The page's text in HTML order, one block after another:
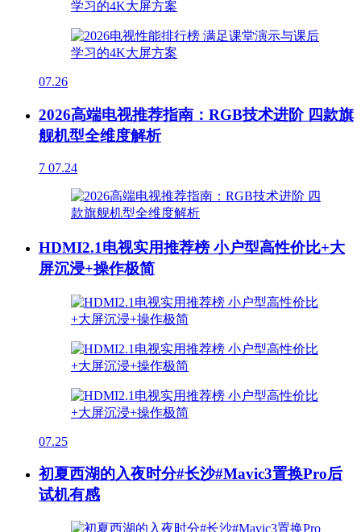
07.26
2026高端电视推荐指南：RGB技术进阶 四款旗
舰机型全维度解析
7 07.24
HDMI2.1电视实用推荐榜 小户型高性价比+大
屏沉浸+操作极简
07.25
初夏西湖的入夜时分#长沙#Mavic3置换Pro后
试机有感